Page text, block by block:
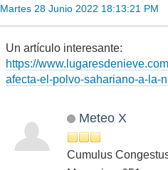
Martes 28 Junio 2022 18:13:21 PM
Un artículo interesante:
https://
afecta-el-polvo-sahariano-a-la-
Meteo X
Cumulus